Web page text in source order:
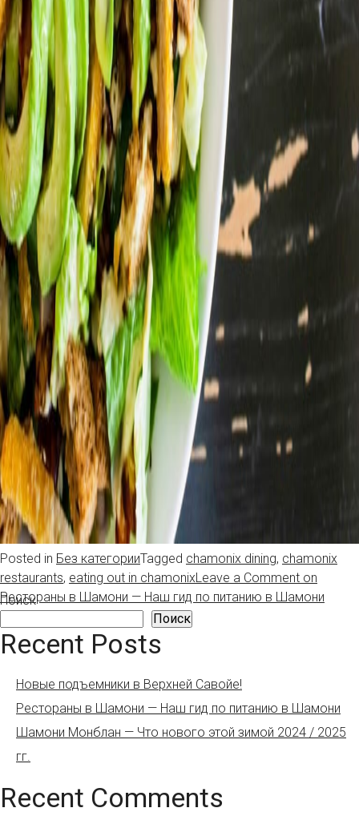
Posted in Без категорииTagged chamonix dining, chamonix
restaurants, eating out in chamonixLeave a Comment on
Рестораны в Шамони — Наш гид по питанию в Шамони
Поиск
Поиск
Recent Posts
Новые подъемники в Верхней Савойе!
Рестораны в Шамони — Наш гид по питанию в Шамони
Шамони Монблан — Что нового этой зимой 2024 / 2025
гг.
Recent Comments